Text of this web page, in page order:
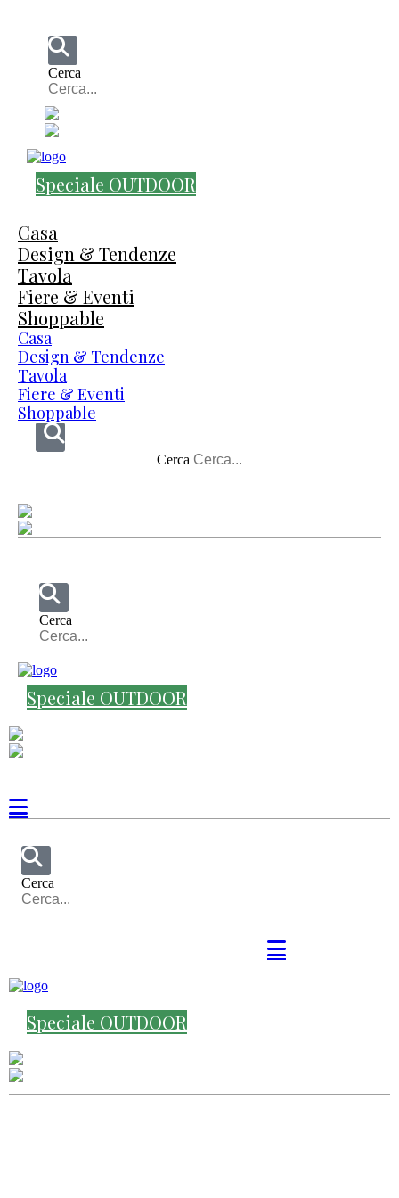
Cerca
Speciale OUTDOOR
Casa
Design & Tendenze
Tavola
Fiere & Eventi
Shoppable
Casa
Design & Tendenze
Tavola
Fiere & Eventi
Shoppable
Cerca
Cerca
Speciale OUTDOOR
Cerca
Speciale OUTDOOR